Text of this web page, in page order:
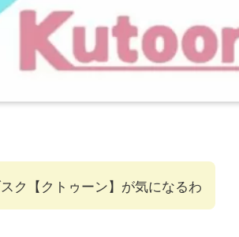
ク【クトゥーン】が気になるわ